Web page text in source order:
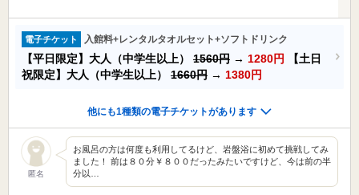
電子チケット 入館料+レンタルタオルセット+ソフトドリンク
【平日限定】大人（中学生以上） 1560円 → 1280円
【土日
祝限定】大人（中学生以上） 1660円 → 1380円
他にも1種類の電子チケットがあります
匿名
お風呂の方は何度も利用してるけど、岩盤浴に初めて挑戦してみ
ました！ 前は８０分￥８００だったみたいですけど、今は前の半
分以…